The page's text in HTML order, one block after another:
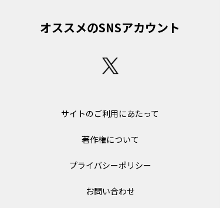
オススメのSNSアカウント
サイトのご利用にあたって
著作権について
プライバシーポリシー
お問い合わせ